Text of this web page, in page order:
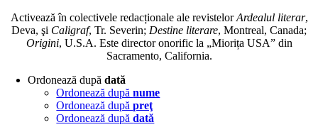
Activează în colectivele redacționale ale revistelorArdealul literar,
Deva, şi Caligraf, Tr. Severin; Destine literare, Montreal, Canada;
Origini, U.S.A. Este director onorific la „Miorița USA” din
Sacramento, California.
Ordonează dupădată
Ordonează dupănume
Ordonează dupăpreţ
Ordonează dupădată